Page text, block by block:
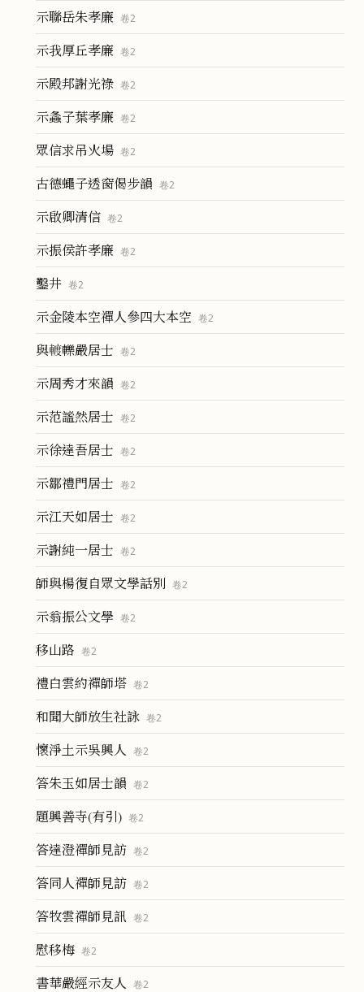
示聯岳朱孝廉 卷2
示我厚丘孝廉 卷2
示殿邦謝光祿 卷2
示螽子葉孝廉 卷2
眾信求吊火場 卷2
古德蠅子透窗偈步韻 卷2
示啟卿清信 卷2
示振侯許孝廉 卷2
鑿井 卷2
示金陵本空禪人參四大本空 卷2
與𨍏轢嚴居士 卷2
示周秀才來韻 卷2
示范謐然居士 卷2
示徐達吾居士 卷2
示鄒禮門居士 卷2
示江天如居士 卷2
示謝純一居士 卷2
師與楊復自眾文學話別 卷2
示翁振公文學 卷2
移山路 卷2
禮白雲約禪師塔 卷2
和聞大師放生社詠 卷2
懷淨土示吳興人 卷2
答朱玉如居士韻 卷2
題興善寺(有引) 卷2
答達澄禪師見訪 卷2
答同人禪師見訪 卷2
答牧雲禪師見訊 卷2
慰移梅 卷2
書華嚴經示友人 卷2